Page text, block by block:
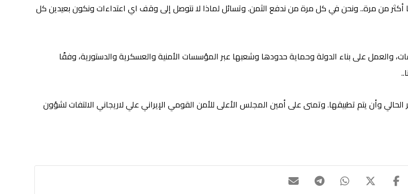
من مرة.. ونحن في كل مرة من ندفع الثمن. وتسائل لماذا لا نتوصل إلى وقف اي اعتداءات ونكون بعيدين كل
والعمل على بناء الدولة وحماية حدودها وشعبها عبر المؤسسات الأمنية والعسكرية والدستورية، وفقًا
وأن يتم تطبيقها. وتمنى على أمين المجلس الأعلى للأمن القومي الإيراني علي لاريجاني الالتفات لشؤون